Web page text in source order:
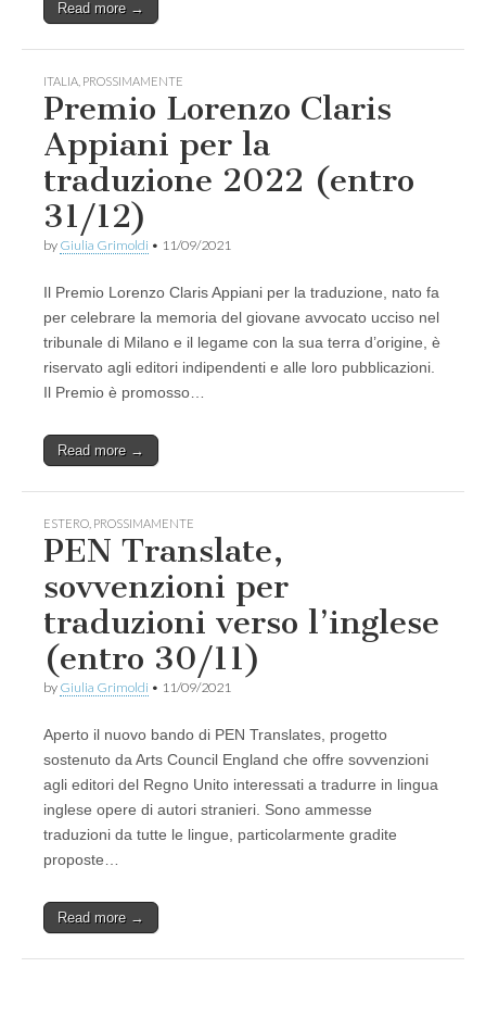
Read more →
ITALIA PROSSIMAMENTE
Premio Lorenzo Claris
Appiani per la
traduzione 2022 (entro
31/12)
by Giulia Grimoldi • 11/09/2021
Il Premio Lorenzo Claris Appiani per la traduzione, nato fa
per celebrare la memoria del giovane avvocato ucciso nel
tribunale di Milano e il legame con la sua terra d’origine, è
riservato agli editori indipendenti e alle loro pubblicazioni.
Il Premio è promosso…
Read more →
ESTERO PROSSIMAMENTE
PEN Translate,
sovvenzioni per
traduzioni verso l’inglese
(entro 30/11)
by Giulia Grimoldi • 11/09/2021
Aperto il nuovo bando di PEN Translates, progetto
sostenuto da Arts Council England che offre sovvenzioni
agli editori del Regno Unito interessati a tradurre in lingua
inglese opere di autori stranieri. Sono ammesse
traduzioni da tutte le lingue, particolarmente gradite
proposte…
Read more →